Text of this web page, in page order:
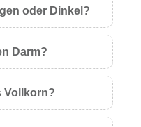
oder Dinkel?
Darm?
Vollkorn?